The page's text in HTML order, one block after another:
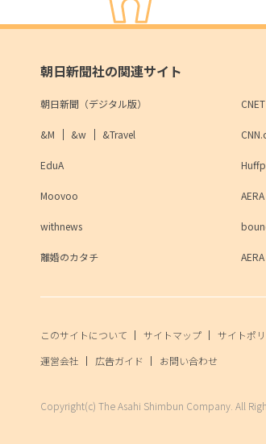
朝日新聞社の関連サイト
朝日新聞（デジタル版）
&M &w &Travel
EduA
Moovoo
withnews
離婚のカタチ
このサイトについて サイトマップ サイトポ
運営会社
広告ガイド お問い合わせ
Copyright(c) The Asahi Shimbun Company. All